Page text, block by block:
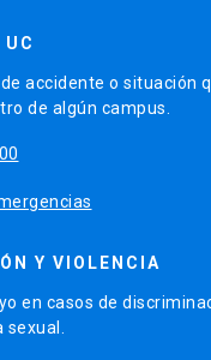
UC
accidente o situación
de algún campus.
Y VIOLENCIA
en casos de
sexual.